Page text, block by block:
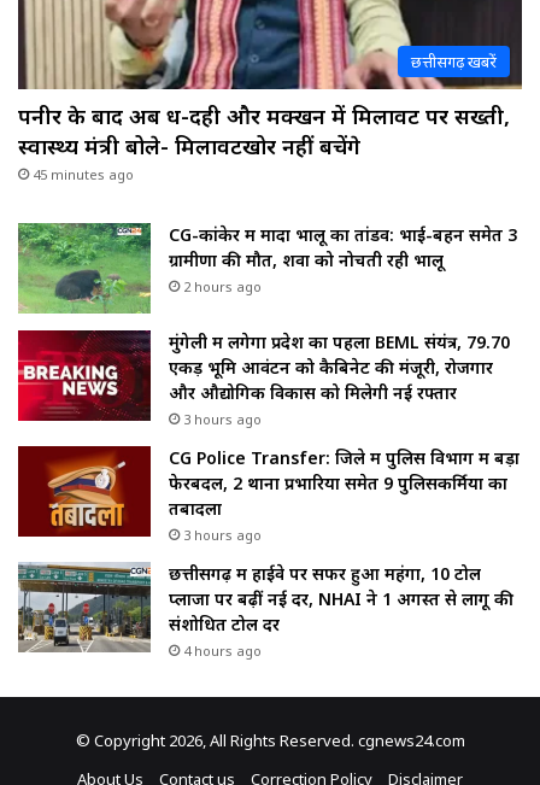
छत्तीसगढ़ खबरें
पनीर के बाद अब दूध-दही और मक्खन में मिलावट पर सख्ती,
स्वास्थ्य मंत्री बोले- मिलावटखोर नहीं बचेंगे
45 minutes ago
CG-कांकेर में मादा भालू का तांडव: भाई-बहन समेत 3
ग्रामीणों की मौत, शवों को नोचती रही भालू
2 hours ago
मुंगेली में लगेगा प्रदेश का पहला BEML संयंत्र, 79.70
एकड़ भूमि आवंटन को कैबिनेट की मंजूरी, रोजगार
और औद्योगिक विकास को मिलेगी नई रफ्तार
3 hours ago
CG Police Transfer: जिले में पुलिस विभाग में बड़ा
फेरबदल, 2 थाना प्रभारियों समेत 9 पुलिसकर्मियों का
तबादला
3 hours ago
छत्तीसगढ़ में हाईवे पर सफर हुआ महंगा, 10 टोल
प्लाजा पर बढ़ीं नई दरें, NHAI ने 1 अगस्त से लागू की
संशोधित टोल दरें
4 hours ago
© Copyright 2026, All Rights Reserved. cgnews24.com
About Us
Contact us Correction Policy Disclaimer